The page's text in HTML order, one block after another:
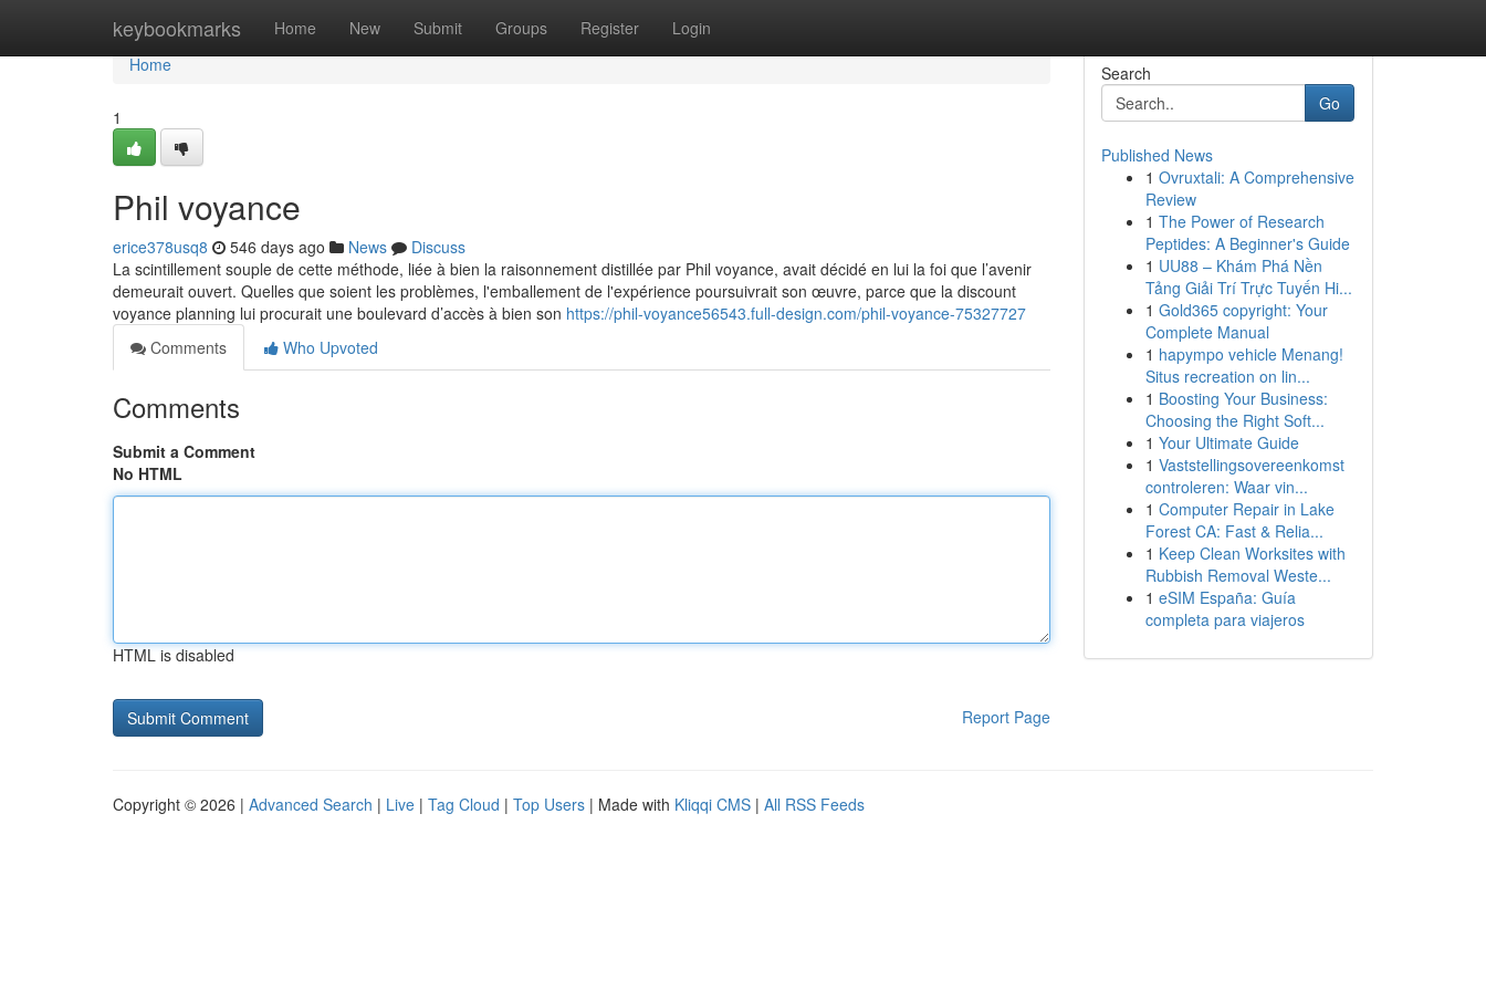
keybookmarks Home New Submit Groups Register Login
Home
Home
1
Phil voyance
erice378usq8 546 days ago News
Discuss
La scintillement souple de cette méthode, liée à bien la raisonnement distillée par Phil voyance, avait décidé en lui la foi que l’avenir
demeurait ouvert. Quelles que soient les problèmes, l'emballement de l'expérience poursuivrait son œuvre, parce que la discount
voyance planning lui procurait une boulevard d’accès à bien son https://phil-voyance56543.full-design.com/phil-voyance-75327727
Comments
Who Upvoted
Comments
Submit a Comment
No HTML
HTML is disabled
Report Page
Search
Go
Published News
1 Ovruxtali: A Comprehensive
Review
1 The Power of Research
Peptides: A Beginner's Guide
1 UU88 – Khám Phá Nền
Tảng Giải Trí Trực Tuyến Hi...
1 Gold365 copyright: Your
Complete Manual
1 hapympo vehicle Menang!
Situs recreation on lin...
1 Boosting Your Business:
Choosing the Right Soft...
1 Your Ultimate Guide
1 Vaststellingsovereenkomst
controleren: Waar vin...
1 Computer Repair in Lake
Forest CA: Fast & Relia...
1 Keep Clean Worksites with
Rubbish Removal Weste...
1 eSIM España: Guía
completa para viajeros
Copyright © 2026 | Advanced Search | Live | Tag Cloud | Top Users | Made with Kliqqi CMS | All RSS Feeds